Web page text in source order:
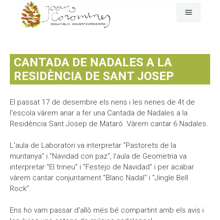
Cerca
El dia a dia
On som
EDC Estratègia Digital de Centre
Fem pinya
Assemblea-Plenari i comissions
AFA Coromines
Projectes de comunitat
Qui som
Àlbums de fotografies
Vídeos a Vimeo
Documents oficials
Documents oficials del projecte educatiu
Menjador
CANTADA DE NADALES A LA
RESIDÈNCIA DE SANT JOSEP
El passat 17 de desembre els nens i les nenes de 4t de
l'escola vàrem anar a fer una Cantada de Nadales a la
Residència Sant Josep de Mataró. Vàrem cantar 6 Nadales.
L'aula de Laboratori va interpretar "Pastorets de la
muntanya" i "Navidad con paz", l'aula de Geometria va
interpretar "El trineu" i "Festejo de Navidad" i per acabar
vàrem cantar conjuntament "Blanc Nadal" i "Jingle Bell
Rock".
Ens ho vam passar d'allò més bé compartint amb els avis i